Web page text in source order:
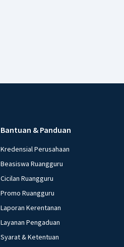
Bantuan & Panduan
Kredensial Perusahaan
Beasiswa Ruangguru
Cicilan Ruangguru
Promo Ruangguru
Laporan Kerentanan
Layanan Pengaduan
Syarat & Ketentuan